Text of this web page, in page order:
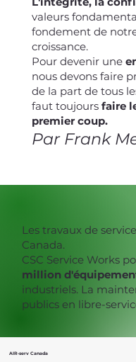
valeurs
fondement de
croissance.
Pour devenir une
nous devons faire
de la part de tous
faut toujours faire
premier coup.
Par Frank
Les travaux de
Canada.
CSC Service Works
million
industriels. La
publics en libre-
AIR-serv Canada